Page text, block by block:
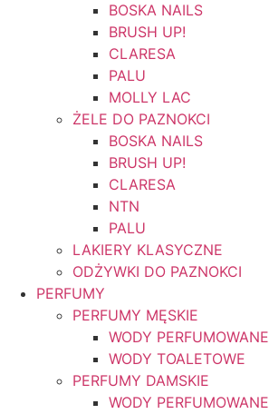
BOSKA NAILS
BRUSH UP!
CLARESA
PALU
MOLLY LAC
ŻELE DO PAZNOKCI
BOSKA NAILS
BRUSH UP!
CLARESA
NTN
PALU
LAKIERY KLASYCZNE
ODŻYWKI DO PAZNOKCI
PERFUMY
PERFUMY MĘSKIE
WODY PERFUMOWANE
WODY TOALETOWE
PERFUMY DAMSKIE
WODY PERFUMOWANE